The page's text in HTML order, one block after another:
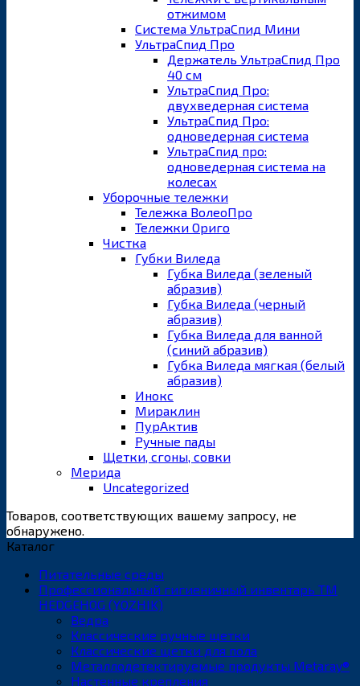
отжимом
Система УльтраСпид Мини
УльтраСпид Про
Держатель УльтраСпид Про
40 см
УльтраСпид Про:
двухведерная система
УльтраСпид Про:
одноведерная система
УльтраСпид про:
одноведерная система на
колесах
Уборочные тележки
Тележка ВолеоПро
Тележки Ориго
Чистка
Губки Виледа
Губка Виледа (зеленый
абразив)
Губка Виледа (черный
абразив)
Губка Виледа для ванной
(синий абразив)
Губка Виледа мягкая (белый
абразив)
Инокс
Мираклин
ПурАктив
Ручные пады
Щетки, сгоны, совки
Мерида
Uncategorized
Товаров, соответствующих вашему запросу, не
обнаружено.
Каталог
Питательные среды
Профессиональный гигиеничный инвентарь ТМ
HEDGEHOG (YOZHIK)
Ведра
Классические ручные щетки
Классические щетки для пола
Металлодетектируемые продукты Metaray®
Настенные крепления